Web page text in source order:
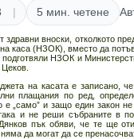
5 мин. четене
вноски, отколкото
каса (НЗОК), вместо да
НЗОК и
на касата е записано,
плащания по ред,
е „само” и защо един закон
и не реши събраните в
пък обяви, че те ще
да могат да се